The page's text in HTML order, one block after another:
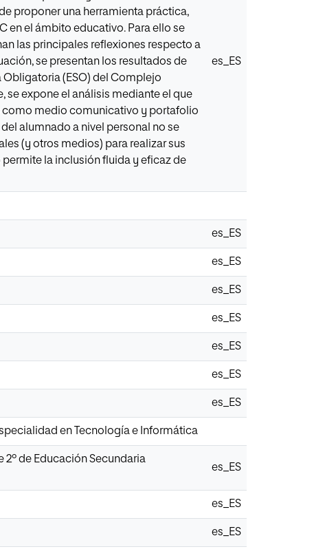
proponer una herramienta práctica,
en el ámbito educativo. Para ello se
las principales reflexiones respecto a
se presentan los resultados de
(ESO) del Complejo
se expone el análisis mediante el que
como medio comunicativo y portafolio
alumnado a nivel personal no se
(y otros medios) para realizar sus
la inclusión fluida y eficaz de
es_ES
es_ES
es_ES
es_ES
es_ES
es_ES
es_ES
es_ES
en Tecnología e Informática
de Educación Secundaria
es_ES
es_ES
es_ES